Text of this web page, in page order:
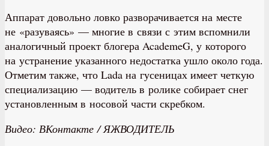
Аппарат довольно ловко разворачивается на месте
не «разуваясь» — многие в связи с этим вспомнили
аналогичный проект блогера AcademeG, у которого
на устранение указанного недостатка ушло около года.
Отметим также, что Lada на гусеницах имеет четкую
специализацию — водитель в ролике собирает снег
установленным в носовой части скребком.
Видео: ВКонтакте / ЯЖВОДИТЕЛЬ